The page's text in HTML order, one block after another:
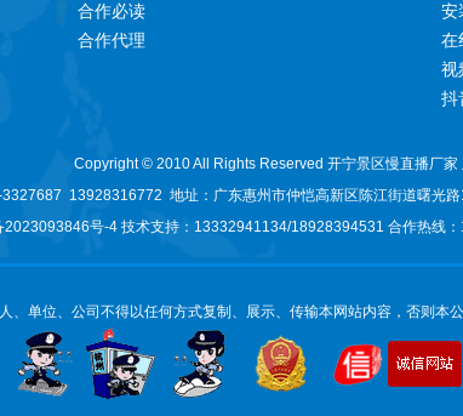
合作必读
合作代理
安
在
视
抖
Copyright © 2010 All Rights Reserved 开宁景区慢直播厂家
13928316772 地址： 广东惠州市仲恺高新区陈江街道曙光
2023093846号-4 技术支持：13332941134/18928394531 合作热线
、单位、公司不得以任何方式复制、展示、传输本网站内容，否则本